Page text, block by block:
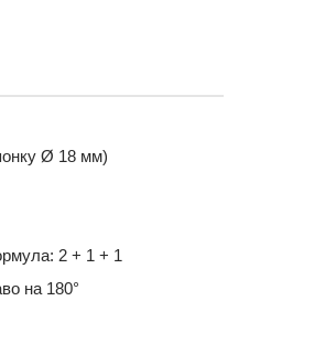
Ø 18 мм)
2 + 1 + 1
на 180°